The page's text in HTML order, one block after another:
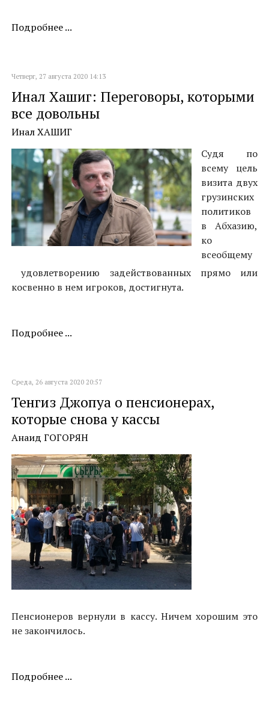
Подробнее ...
Четверг, 27 августа 2020 14:13
Инал Хашиг: Переговоры, которыми
все довольны
Инал ХАШИГ
Судя по
всему цель
визита двух
грузинских
политиков
в Абхазию,
ко
всеобщему
удовлетворению задействованных прямо или
косвенно в нем игроков, достигнута.
Подробнее ...
Среда, 26 августа 2020 20:57
Тенгиз Джопуа о пенсионерах,
которые снова у кассы
Анаид ГОГОРЯН
Пенсионеров вернули в кассу. Ничем хорошим это
не закончилось.
Подробнее ...